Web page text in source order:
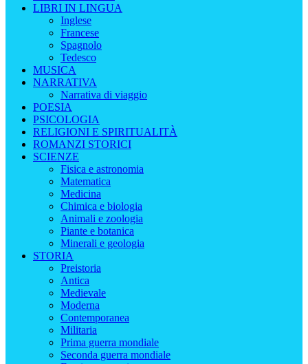
LIBRI IN LINGUA
Inglese
Francese
Spagnolo
Tedesco
MUSICA
NARRATIVA
Narrativa di viaggio
POESIA
PSICOLOGIA
RELIGIONI E SPIRITUALITÀ
ROMANZI STORICI
SCIENZE
Fisica e astronomia
Matematica
Medicina
Chimica e biologia
Animali e zoologia
Piante e botanica
Minerali e geologia
STORIA
Preistoria
Antica
Medievale
Moderna
Contemporanea
Militaria
Prima guerra mondiale
Seconda guerra mondiale